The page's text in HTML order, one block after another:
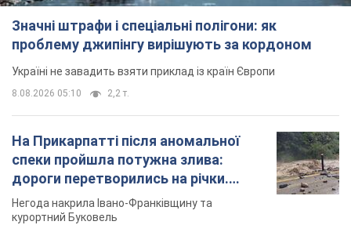
Значні штрафи і спеціальні полігони: як
проблему джипінгу вирішують за кордоном
Україні не завадить взяти приклад із країн Європи
8.08.2026 05:10 2,2 т.
На Прикарпатті після аномальної
спеки пройшла потужна злива:
дороги перетворились на річки.
Відео
Негода накрила Івано-Франківщину та
курортний Буковель